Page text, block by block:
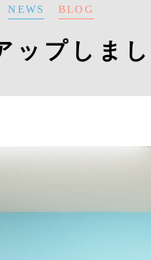
NEWS BLOG
ップしま